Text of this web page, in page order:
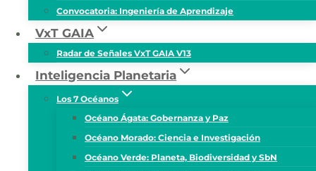
Convocatoria: Ingeniería de Aprendizaje
VxT GAIA
Radar de Señales VxT GAIA V13
Inteligencia Planetaria
Los 7 Océanos
Océano Ágata: Gobernanza y Paz
Océano Morado: Ciencia e Investigación
Océano Verde: Planeta, Biodiversidad y SbN